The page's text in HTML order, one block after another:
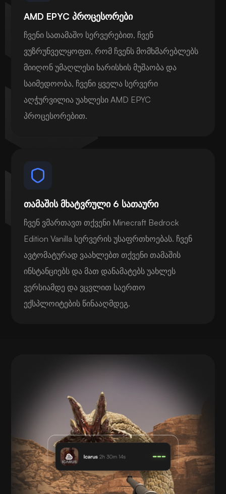
AMD EPYC პროცესორები
ჩვენი სათამაშო სერვერებით, ჩვენ
ვუზრუნველყოფთ, რომ ჩვენს მომხმარებლებს
მიიღონ უმაღლესი ხარისხის მუშაობა და
საიმედოობა, ჩვენი ყველა სერვერი
აღჭურვილია უახლესი AMD EPYC
პროცესორებით.
თამაშის მხატვრული 6 სათაური
ჩვენ ვმართავთ თქვენი Minecraft Bedrock
Edition Vanilla სერვერის უსაფრთხოებას. ჩვენ
ავტომატურად ვაახლებთ თქვენი თამაშის
ინსტანციებს და მათ დანამატებს უახლეს
ვერსიამდე და ვცვლით საერთო
ექსპლოიტების წინააღმდეგ.